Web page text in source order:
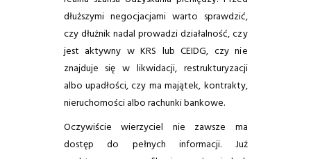
dłuższymi negocjacjami warto sprawdzić,
czy dłużnik nadal prowadzi działalność, czy
jest aktywny w KRS lub CEIDG, czy nie
znajduje się w likwidacji, restrukturyzacji
albo upadłości, czy ma majątek, kontrakty,
nieruchomości albo rachunki bankowe.
Oczywiście wierzyciel nie zawsze ma
dostęp do pełnych informacji. Już